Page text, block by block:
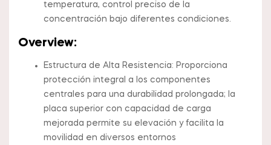
temperatura, control preciso de la
concentración bajo diferentes condiciones.
Overview:
Estructura de Alta Resistencia: Proporciona
protección integral a los componentes
centrales para una durabilidad prolongada; la
placa superior con capacidad de carga
mejorada permite su elevación y facilita la
movilidad en diversos entornos